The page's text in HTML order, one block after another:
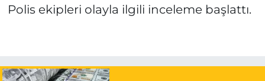
Polis ekipleri olayla ilgili inceleme başlattı.